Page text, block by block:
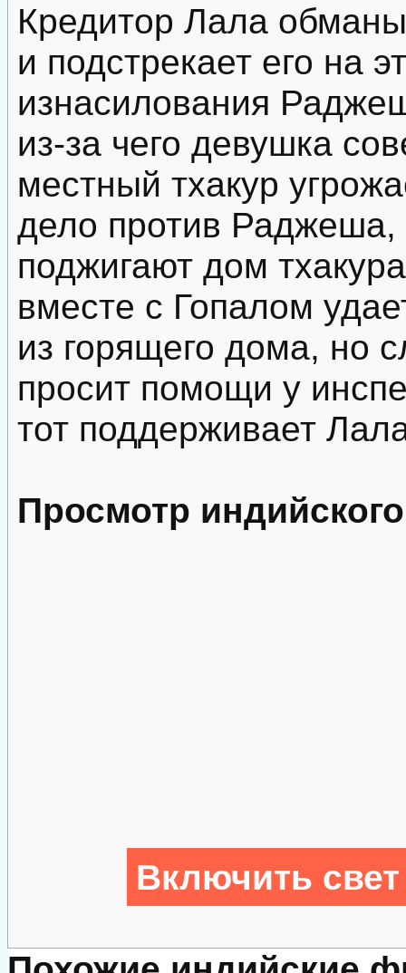
Кредитор Лала
и подстрекает его на
изнасилования
из-за чего девушка
местный тхакур
дело против
поджигают дом
вместе с Гопалом
из горящего дома, но
просит помощи у
тот поддерживает
Просмотр
Включить